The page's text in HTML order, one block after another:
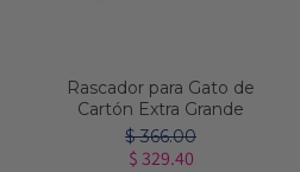
Rascador para Gato de
Cartón Extra Grande
$ 366.00
$ 329.40